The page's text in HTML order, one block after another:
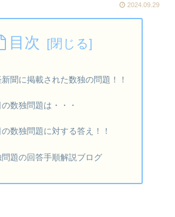
2024.09.29
目次
新聞に掲載された数独の問題！！
数独問題は・・・
数独問題に対する答え！！
問題の回答手順解説ブログ